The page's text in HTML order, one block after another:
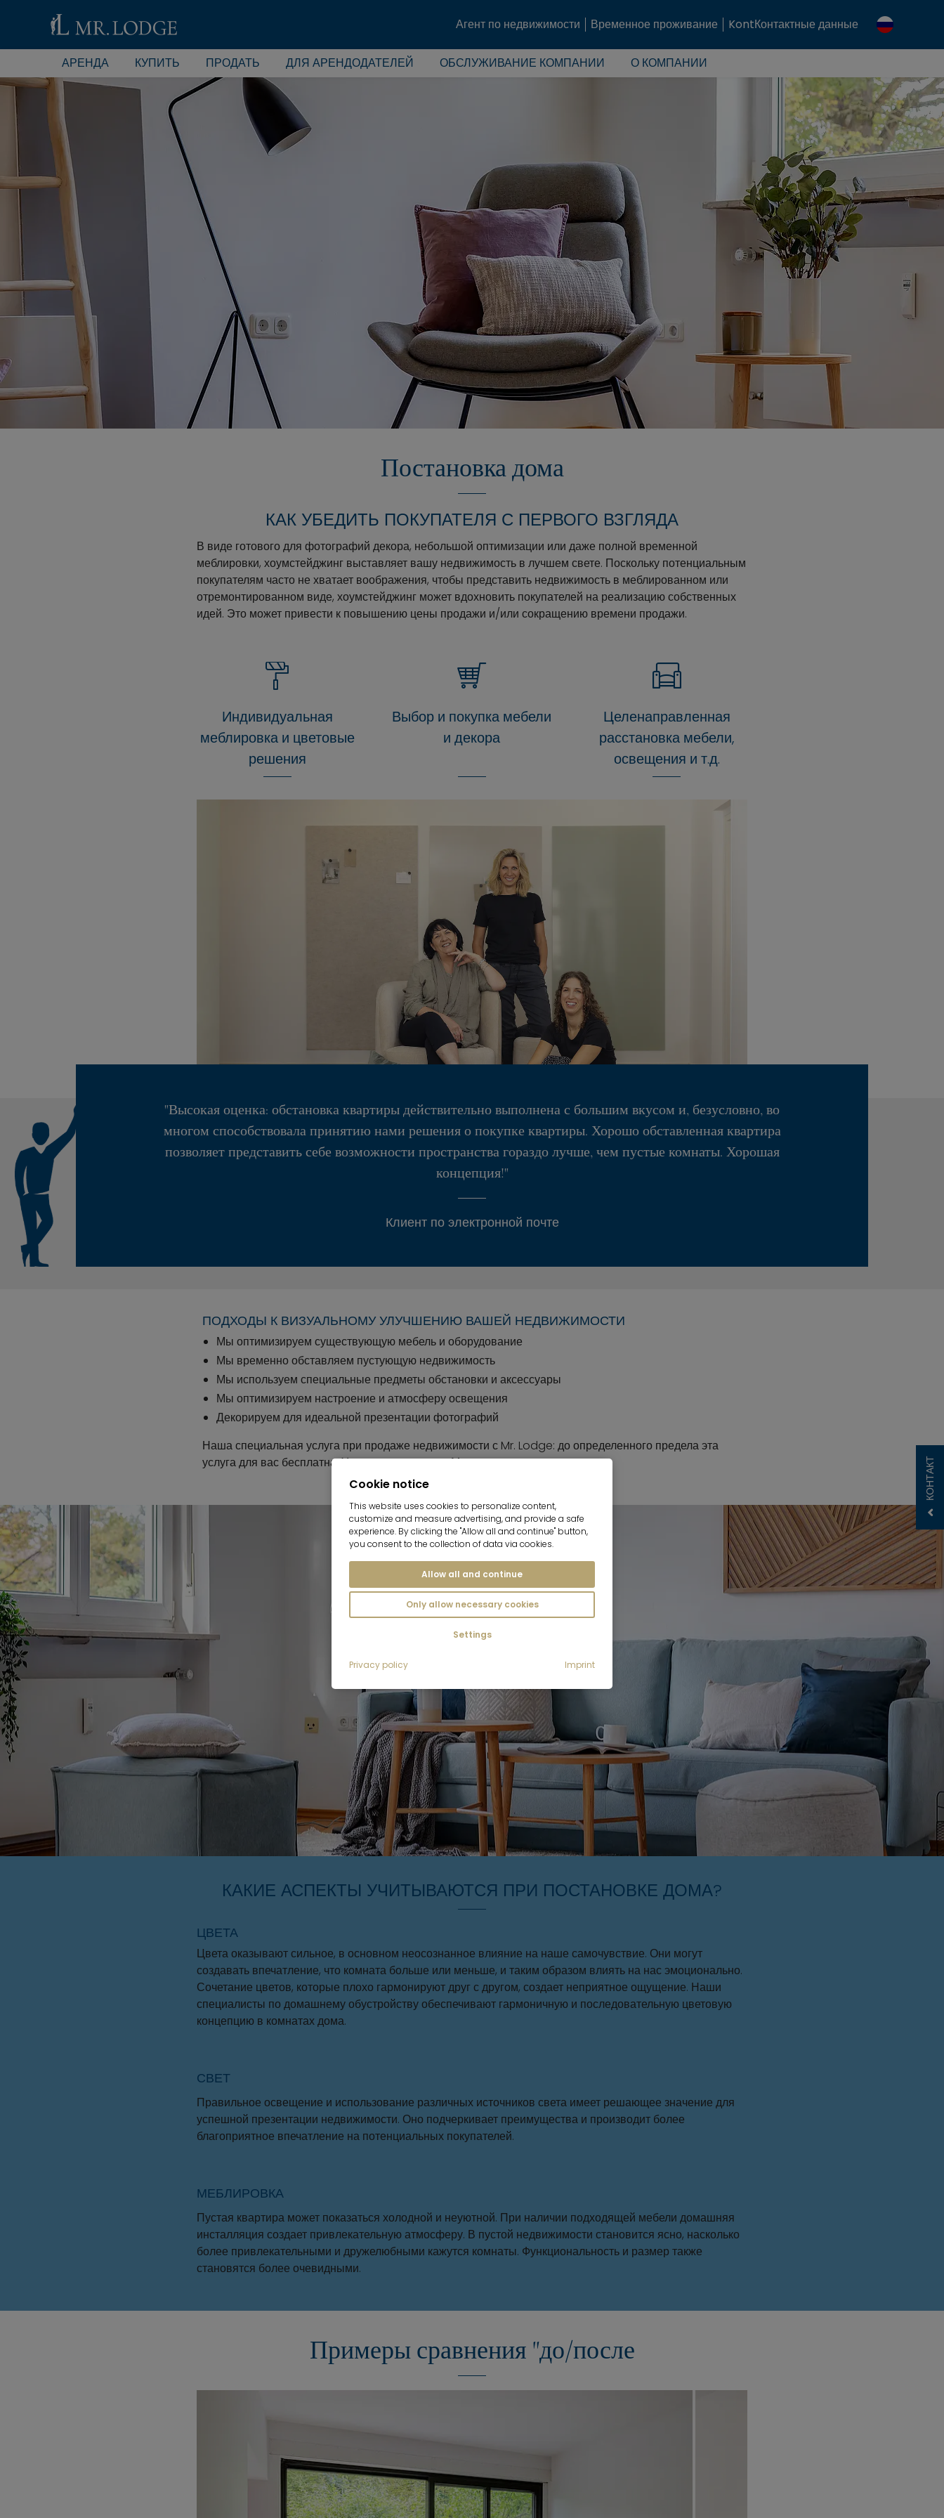
Агент по недвижимости Временное проживание KontКонтактные данные
АРЕНДА КУПИТЬ ПРОДАТЬ ДЛЯ АРЕНДОДАТЕЛЕЙ ОБСЛУЖИВАНИЕ КОМПАНИИ О КОМПАНИИ
Постановка дома
КАК УБЕДИТЬ ПОКУПАТЕЛЯ С ПЕРВОГО ВЗГЛЯДА
В виде готового для фотографий декора, небольшой оптимизации или даже полной временной
меблировки, хоумстейджинг выставляет вашу недвижимость в лучшем свете. Поскольку потенциальным
покупателям часто не хватает воображения, чтобы представить недвижимость в меблированном или
отремонтированном виде, хоумстейджинг может вдохновить покупателей на реализацию собственных
идей. Это может привести к повышению цены продажи и/или сокращению времени продажи.
Индивидуальная
меблировка и цветовые
решения
Выбор и покупка мебели
и декора
Целенаправленная
расстановка мебели,
освещения и т.д.
"Высокая оценка: обстановка квартиры действительно выполнена с большим вкусом и, безусловно, во
многом способствовала принятию нами решения о покупке квартиры. Хорошо обставленная квартира
позволяет представить себе возможности пространства гораздо лучше, чем пустые комнаты. Хорошая
концепция!"
Клиент по электронной почте
ПОДХОДЫ К ВИЗУАЛЬНОМУ УЛУЧШЕНИЮ ВАШЕЙ НЕДВИЖИМОСТИ
Мы оптимизируем существующую мебель и оборудование
Мы временно обставляем пустующую недвижимость
Мы используем специальные предметы обстановки и аксессуары
Мы оптимизируем настроение и атмосферу освещения
Декорируем для идеальной презентации фотографий
Наша специальная услуга при продаже недвижимости с Mr. Lodge: до определенного предела эта
услуга для вас бесплатна. Уникальная услуга в Мюнхене и его окрестностях.
КАКИЕ АСПЕКТЫ УЧИТЫВАЮТСЯ ПРИ ПОСТАНОВКЕ ДОМА?
ЦВЕТА
Цвета оказывают сильное, в основном неосознанное влияние на наше самочувствие. Они могут
создавать впечатление, что комната больше или меньше, и таким образом влиять на нас эмоционально.
Сочетание цветов, которые плохо гармонируют друг с другом, создает неприятное ощущение. Наши
специалисты по домашнему обустройству обеспечивают гармоничную и последовательную цветовую
концепцию в комнатах дома.
СВЕТ
Правильное освещение и использование различных источников света имеет решающее значение для
успешной презентации недвижимости. Оно подчеркивает преимущества и производит более
благоприятное впечатление на потенциальных покупателей.
МЕБЛИРОВКА
Пустая квартира может показаться холодной и неуютной. При наличии подходящей мебели домашняя
инсталляция создает привлекательную атмосферу. В пустой недвижимости становится ясно, насколько
более привлекательными и дружелюбными кажутся комнаты. Функциональность и размер также
становятся более очевидными.
Примеры сравнения "до/после
КОНТАКТ
Cookie notice
This website uses cookies to personalize content,
customize and measure advertising, and provide a safe
experience. By clicking the "Allow all and continue" button,
you consent to the collection of data via cookies.
Allow all and continue
Only allow necessary cookies
Settings
Privacy policy Imprint